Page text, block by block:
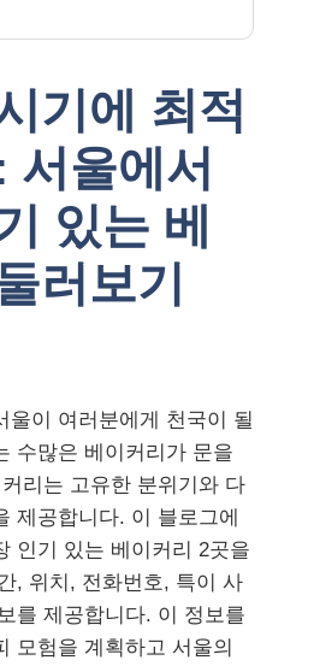
기에 최적
서울에서
있는 베
러보기
울이 여러분에게 천국이 될
수많은 베이커리가 문을
리는 고유한 분위기와 다
제공합니다. 이 블로그에
인기 있는 베이커리 2곳을
, 위치, 전화번호, 특이 사
를 제공합니다. 이 정보를
모험을 계획하고 서울의